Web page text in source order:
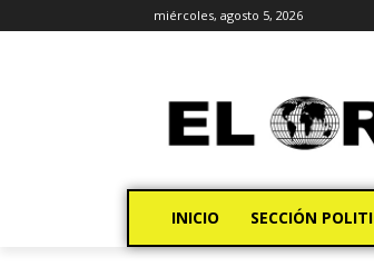
miércoles, agosto 5, 2026
INICIO SECCIÓN